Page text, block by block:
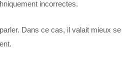
incorrectes.
Dans ce cas, il valait mieux se